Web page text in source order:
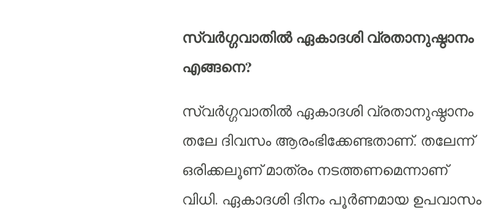
സ്വർഗ്ഗവാതിൽ ഏകാദശി വ്രതാനുഷ്ഠാനം
എങ്ങനെ?
സ്വർഗ്ഗവാതിൽ ഏകാദശി വ്രതാനുഷ്ഠാനം
തലേ ദിവസം ആരംഭിക്കേണ്ടതാണ്. തലേന്ന്
ഒരിക്കലൂണ് മാത്രം നടത്തണമെന്നാണ്
വിധി. ഏകാദശി ദിനം പൂർണമായ ഉപവാസം